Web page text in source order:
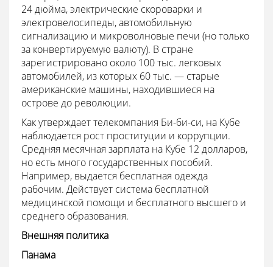
24 дюйма, электрические скороварки и
электровелосипеды, автомобильную
сигнализацию и микроволновые печи (но только
за конвертируемую валюту). В стране
зарегистрировано около 100 тыс. легковых
автомобилей, из которых 60 тыс. — старые
американские машины, находившиеся на
острове до революции.
Как утверждает телекомпания Би-би-си, на Кубе
наблюдается рост проституции и коррупции.
Средняя месячная зарплата на Кубе 12 долларов,
но есть много государственных пособий.
Например, выдается бесплатная одежда
рабочим. Действует система бесплатной
медицинской помощи и бесплатного высшего и
среднего образования.
Внешняя политика
Панама